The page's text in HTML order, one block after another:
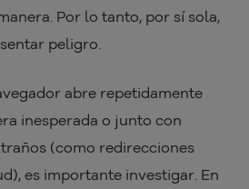
Por lo tanto, por sí sola,
peligro.
abre repetidamente
inesperada o junto con
(como redirecciones
es importante investigar. En